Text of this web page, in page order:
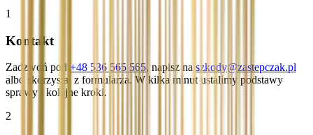
1
Kontakt
Zadzwoń pod +48 536 565 565, napisz na szkody@zastepczak.pl
albo skorzystaj z formularza. W kilka minut ustalimy podstawy
sprawy i kolejne kroki.
2